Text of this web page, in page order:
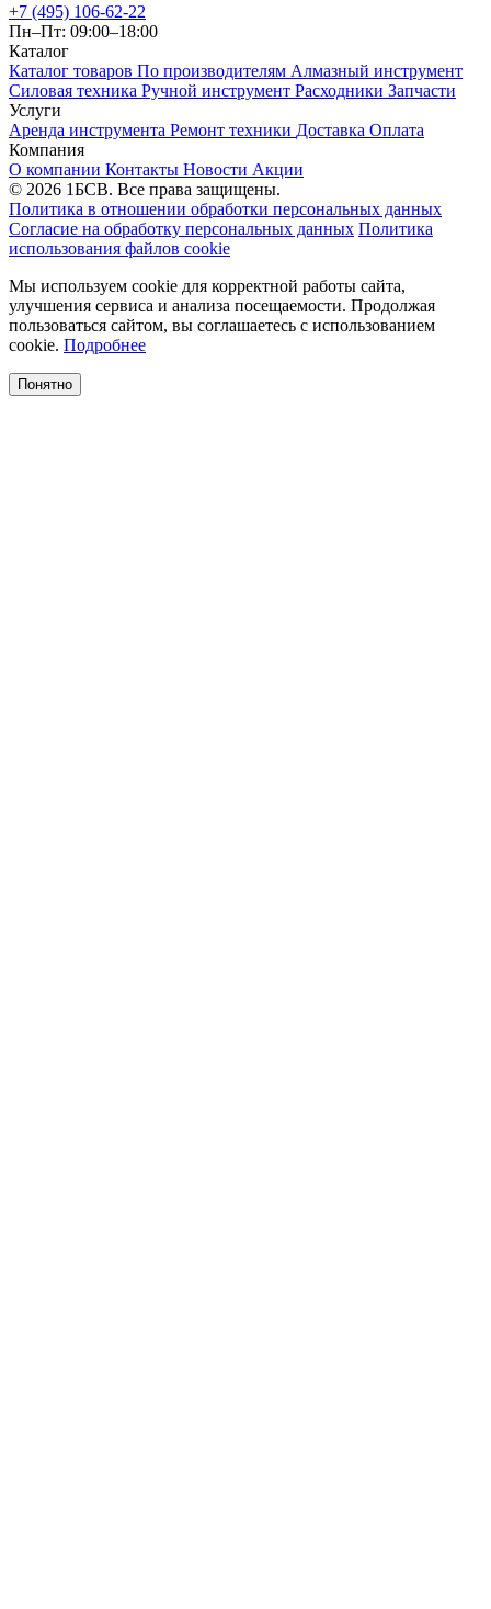
+7 (495) 106-62-22
Пн–Пт: 09:00–18:00
Каталог
Каталог товаров По производителям Алмазный инструмент
Силовая техника Ручной инструмент Расходники Запчасти
Услуги
Аренда инструмента Ремонт техники Доставка Оплата
Компания
О компании Контакты Новости Акции
© 2026 1БСВ. Все права защищены.
Политика в отношении обработки персональных данных
Согласие на обработку персональных данных Политика
использования файлов cookie
Мы используем cookie для корректной работы сайта,
улучшения сервиса и анализа посещаемости. Продолжая
пользоваться сайтом, вы соглашаетесь с использованием
cookie. Подробнее
Понятно